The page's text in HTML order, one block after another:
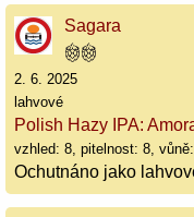
Sagara
2. 6. 2025
lahvové
Polish Hazy IPA:
vzhled: 8, pitelnost: 8,
Ochutnáno jako